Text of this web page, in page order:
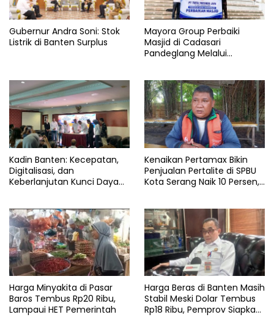
Gubernur Andra Soni: Stok
Listrik di Banten Surplus
Mayora Group Perbaiki
Masjid di Cadasari
Pandeglang Melalui
Kadin Banten: Kecepatan,
Digitalisasi, dan
Keberlanjutan Kunci Daya
Kenaikan Pertamax Bikin
Penjualan Pertalite di SPBU
Kota Serang Naik 10 Persen,
Harga Minyakita di Pasar
Baros Tembus Rp20 Ribu,
Lampaui HET Pemerintah
Harga Beras di Banten Masih
Stabil Meski Dolar Tembus
Rp18 Ribu, Pemprov Siapkan